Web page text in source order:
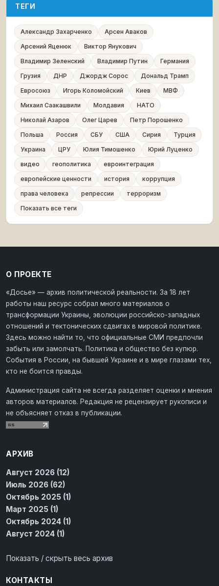
ТЕГИ
Александр Захарченко
Арсен Аваков
Арсений Яценюк
Виктор Янукович
Владимир Зеленский
Владимир Путин
Германия
Грузия
ДНР Джордж Сорос
Дональд Трамп
Евросоюз
Игорь Коломойский Киев
МВФ
Михаил Саакашвили
Молдавия
НАТО
Николай Азаров
Олег Царев
Петр Порошенко
Польша
Россия СБУ США Сирия
Турция
Украина
ЦРУ Юлия Тимошенко
Юрий Луценко
видео
геополитика
евроинтеграция
европейские ценности
история
коррупция
права человека
репрессии
терроризм
Показать все теги
О ПРОЕКТЕ
«Досье» — архив политической реальности. За 18 лет
работы наш ресурс собрал много материалов о
трансформации Украины, эволюции российско-западных
отношений и тектонических сдвигах в мировой политике.
Здесь можно найти то, что официальные СМИ предпочли
забыть или замолчать. Политика и общество без купюр.
События в России, на бывшей Украине и в мире глазами тех,
кто не боится правды.
Администрация сайта не всегда разделяет оценки и мнения
авторов материалов. Редакция не рецензирует рукописи и
не объясняет отказ в публикации.
АРХИВ
Август 2026 (12)
Июль 2026 (62)
Октябрь 2025 (1)
Март 2025 (1)
Октябрь 2024 (1)
Август 2024 (1)
Показать / скрыть весь архив
КОНТАКТЫ